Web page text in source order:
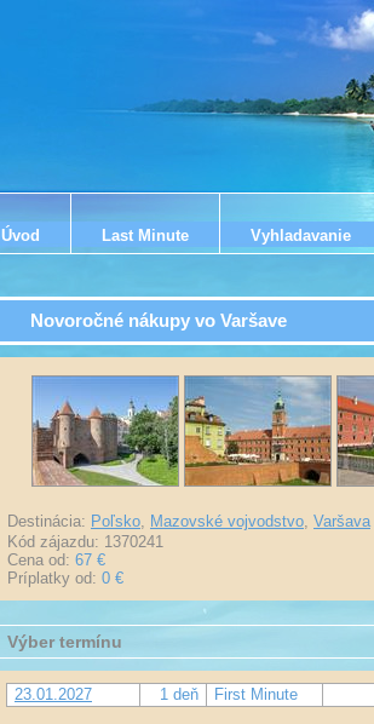
Úvod Last Minute Vyhladavanie
Novoročné nákupy vo Varšave
Destinácia: Poľsko, Mazovské vojvodstvo, Varšava
Kód zájazdu: 1370241
Cena od: 67 €
Príplatky od: 0 €
Výber termínu
23.01.2027 1 deň First Minute